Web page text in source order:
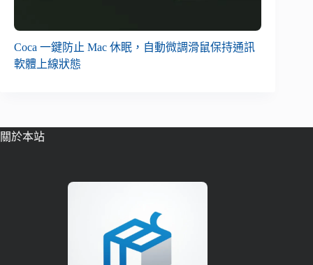
Coca 一鍵防止 Mac 休眠，自動微調滑鼠保持通訊
軟體上線狀態
關於本站